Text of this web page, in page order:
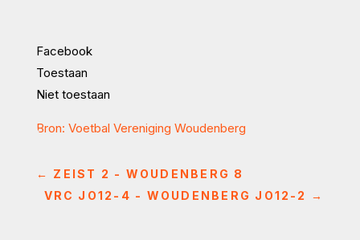
Facebook
Toestaan
Niet toestaan
Bron: Voetbal Vereniging Woudenberg
← ZEIST 2 - WOUDENBERG 8
VRC JO12-4 - WOUDENBERG JO12-2
→